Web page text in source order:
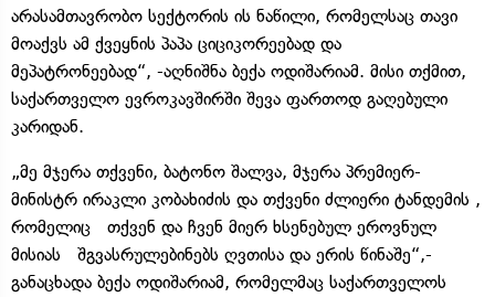
არასამთავრობო სექტორის ის ნაწილი, რომელსაც თავი
მოაქვს ამ ქვეყნის პაპა ციციკორეებად და
მეპატრონეებად“, -აღნიშნა ბექა ოდიშარიამ. მისი თქმით,
საქართველო ევროკავშირში შევა ფართოდ გაღებული
კარიდან.
„მე მჯერა თქვენი, ბატონო შალვა, მჯერა პრემიერ-
მინისტრ ირაკლი კობახიძის და თქვენი ძლიერი ტანდემის ,
რომელიც თქვენ და ჩვენ მიერ ხსენებულ ეროვნულ
მისიას შგვასრულებინებს ღვთისა და ერის წინაშე“,-
განაცხადა ბექა ოდიშარიამ, რომელმაც საქართველოს